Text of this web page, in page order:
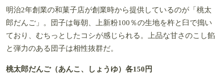
明治2年創業の和菓子店が創業時から提供しているのが「桃太
郎だんご」。団子は毎朝、上新粉100％の生地を杵と臼で搗い
ており、むちっとしたコシが感じられる。上品な甘さのこし餡
と弾力のある団子は相性抜群だ。
桃太郎だんご（あんこ、しょうゆ）各150円